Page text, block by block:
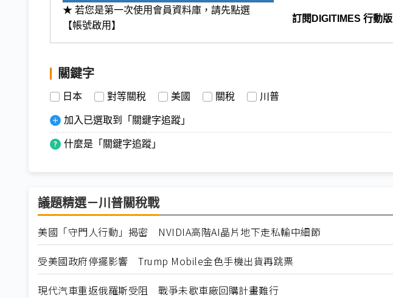
★ 若您是第一次使用會員資料庫，請先點選
【帳號啟用】
訂閱DIGITIMES 行動版
關鍵字
日本 對等關稅 美國 關稅 川普
加入已選取到「關鍵字追蹤」
什麼是「關鍵字追蹤」
議題精選－川普關稅戰
美國「守門人行動」揭密 NVIDIA高階AI晶片地下走私輸中細節
受美國政府停擺影響 Trump Mobile金色手機出貨再跳票
現代汽車重返俄羅斯受阻 戰爭未歇車廠回購計畫難行